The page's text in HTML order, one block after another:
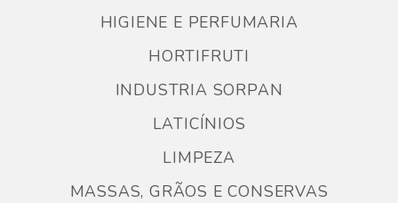
HIGIENE E PERFUMARIA
HORTIFRUTI
INDUSTRIA SORPAN
LATICÍNIOS
LIMPEZA
MASSAS, GRÃOS E CONSERVAS